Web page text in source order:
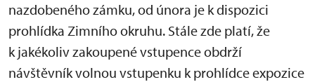
nazdobeného zámku, od února je k dispozici
prohlídka Zimního okruhu. Stále zde platí, že
k jakékoliv zakoupené vstupence obdrží
návštěvník volnou vstupenku k prohlídce expozice